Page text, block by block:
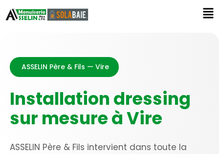
ASSELIN Père & Fils — Vire
Installation dressing
sur mesure à Vire
ASSELIN Père & Fils intervient dans toute la